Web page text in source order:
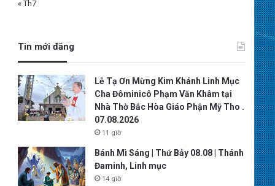
« Th7
Tin mới đăng
Lễ Tạ Ơn Mừng Kim Khánh Linh Mục
Cha Đôminicô Phạm Văn Khâm tại
Nhà Thờ Bắc Hòa Giáo Phận Mỹ Tho .
07.08.2026
11 giờ
Bánh Mì Sáng | Thứ Bảy 08.08 | Thánh
Đaminh, Linh mục
14 giờ